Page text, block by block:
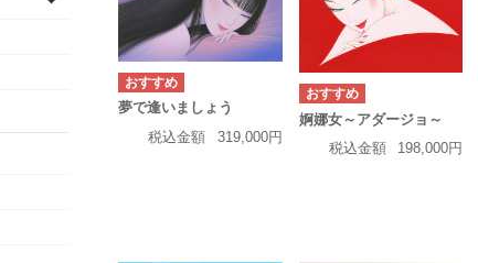
夢で逢いましょう
税込金額
319,000円
婀娜女～アダージョ～
税込金額
198,000円